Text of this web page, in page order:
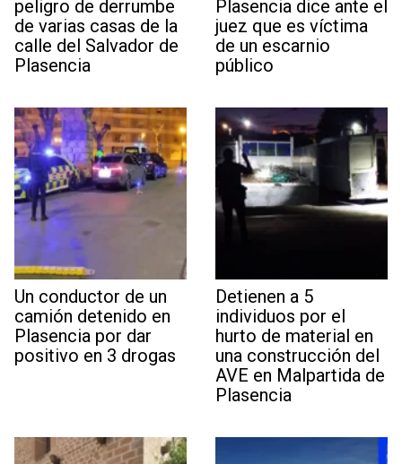
peligro de derrumbe
de varias casas de la
calle del Salvador de
Plasencia
Plasencia dice ante el
juez que es víctima
de un escarnio
público
Un conductor de un
camión detenido en
Plasencia por dar
positivo en 3 drogas
Detienen a 5
individuos por el
hurto de material en
una construcción del
AVE en Malpartida de
Plasencia